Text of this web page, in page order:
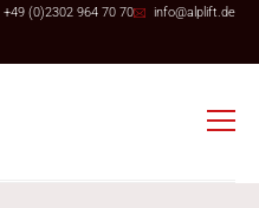
+49 (0)2302 964 70 70 info@alplift.de